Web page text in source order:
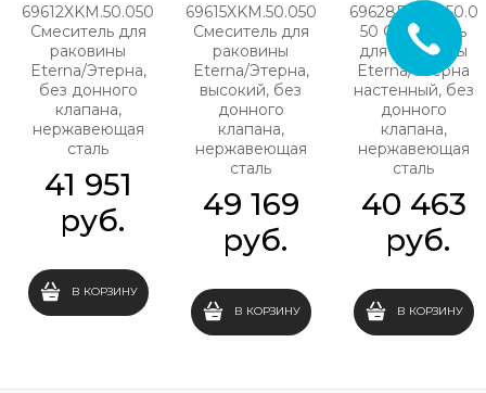
69612XKM.50.050
Смеситель для
раковины
Eterna/Этерна,
без донного
клапана,
нержавеющая
сталь
41 951
руб.
В КОРЗИНУ
69615XKM.50.050
Смеситель для
раковины
Eterna/Этерна,
высокий, без
донного
клапана,
нержавеющая
сталь
49 169
руб.
В КОРЗИНУ
69628EXKM.50.0
50 Смеситель
для раковины
Eterna/Этерна
настенный, без
донного
клапана,
нержавеющая
сталь
40 463
руб.
В КОРЗИНУ